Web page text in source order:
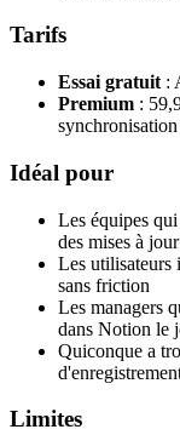
Tarifs
Essai gratuit :
Premium :
Idéal pour
Les équipes
des mises à
Les utilisateurs
sans friction
Les managers
dans Notion le
Quiconque a
Limites